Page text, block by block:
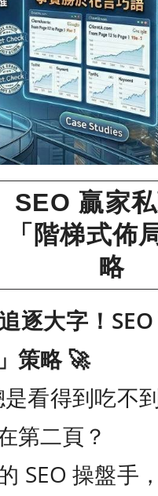
SEO 贏家
「階梯式佈
略
逐大字！
策略 🚀
是看得到吃不
第二頁？
SEO 操盤手